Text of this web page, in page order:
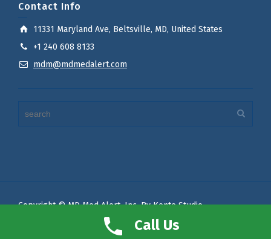
Contact Info
11331 Maryland Ave, Beltsville, MD, United States
+1 240 608 8133
mdm@mdmedalert.com
Copyright © MD Med Alert, Inc. By Kente Studio
Privacy PolicyCall Us